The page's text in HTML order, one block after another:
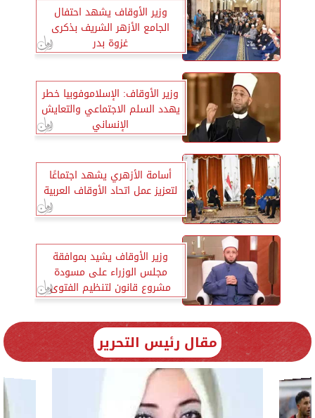
وزير الأوقاف يشهد احتفال
الجامع الأزهر الشريف بذكرى
غزوة بدر
وزير الأوقاف: الإسلاموفوبيا خطر
يهدد السلم الاجتماعي والتعايش
الإنساني
أسامة الأزهري يشهد اجتماعًا
لتعزيز عمل اتحاد الأوقاف العربية
وزير الأوقاف يشيد بموافقة
مجلس الوزراء على مسودة
مشروع قانون لتنظيم الفتوى
مقال رئيس التحرير